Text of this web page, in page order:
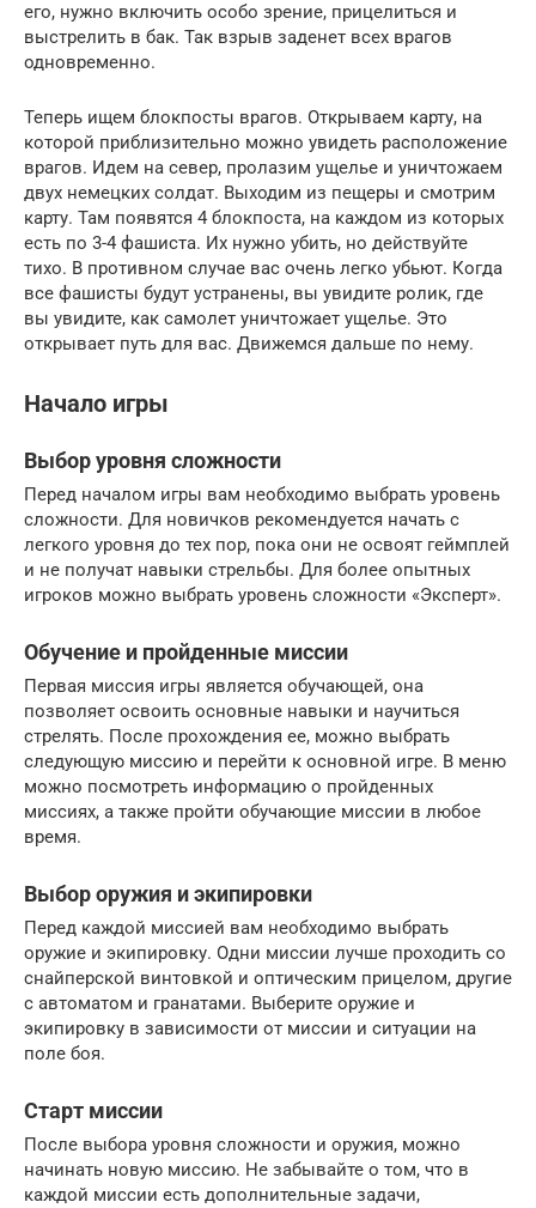
его, нужно включить особо зрение, прицелиться и
выстрелить в бак. Так взрыв заденет всех врагов
одновременно.
Теперь ищем блокпосты врагов. Открываем карту, на
которой приблизительно можно увидеть расположение
врагов. Идем на север, пролазим ущелье и уничтожаем
двух немецких солдат. Выходим из пещеры и смотрим
карту. Там появятся 4 блокпоста, на каждом из которых
есть по 3-4 фашиста. Их нужно убить, но действуйте
тихо. В противном случае вас очень легко убьют. Когда
все фашисты будут устранены, вы увидите ролик, где
вы увидите, как самолет уничтожает ущелье. Это
открывает путь для вас. Движемся дальше по нему.
Начало игры
Выбор уровня сложности
Перед началом игры вам необходимо выбрать уровень
сложности. Для новичков рекомендуется начать с
легкого уровня до тех пор, пока они не освоят геймплей
и не получат навыки стрельбы. Для более опытных
игроков можно выбрать уровень сложности «Эксперт».
Обучение и пройденные миссии
Первая миссия игры является обучающей, она
позволяет освоить основные навыки и научиться
стрелять. После прохождения ее, можно выбрать
следующую миссию и перейти к основной игре. В меню
можно посмотреть информацию о пройденных
миссиях, а также пройти обучающие миссии в любое
время.
Выбор оружия и экипировки
Перед каждой миссией вам необходимо выбрать
оружие и экипировку. Одни миссии лучше проходить со
снайперской винтовкой и оптическим прицелом, другие
с автоматом и гранатами. Выберите оружие и
экипировку в зависимости от миссии и ситуации на
поле боя.
Старт миссии
После выбора уровня сложности и оружия, можно
начинать новую миссию. Не забывайте о том, что в
каждой миссии есть дополнительные задачи,